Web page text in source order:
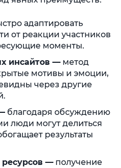
адаптировать
от реакции участников
моменты.
инсайтов — метод
мотивы и эмоции,
через другие
благодаря обсуждению
люди могут делиться
результаты
— получение